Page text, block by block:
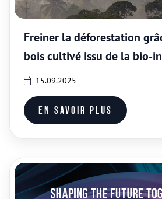
Freiner la déforestation
bois cultivé issu de la bio-
15.09.2025
En savoir plus